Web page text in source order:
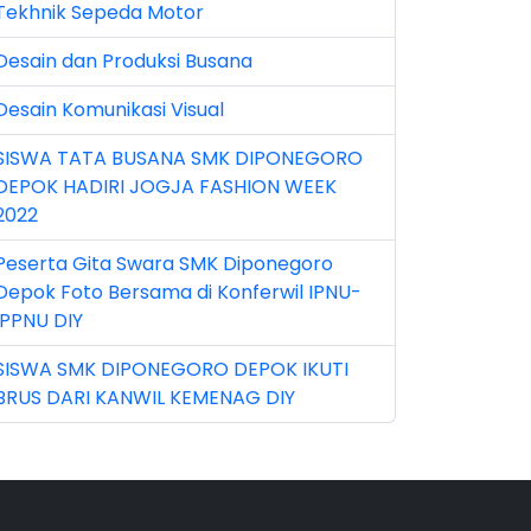
2026 (5)
2023 (8)
2024 (1)
2026 (3)
2026 (16)
2022 (101)
2023 (5)
2025 (15)
2024 (2)
Sepeda Motor
dan Produksi Busana
Komunikasi Visual
TATA BUSANA SMK DIPONEGORO
HADIRI JOGJA FASHION WEEK
Gita Swara SMK Diponegoro
Foto Bersama di Konferwil IPNU-
DIY
SMK DIPONEGORO DEPOK IKUTI
DARI KANWIL KEMENAG DIY